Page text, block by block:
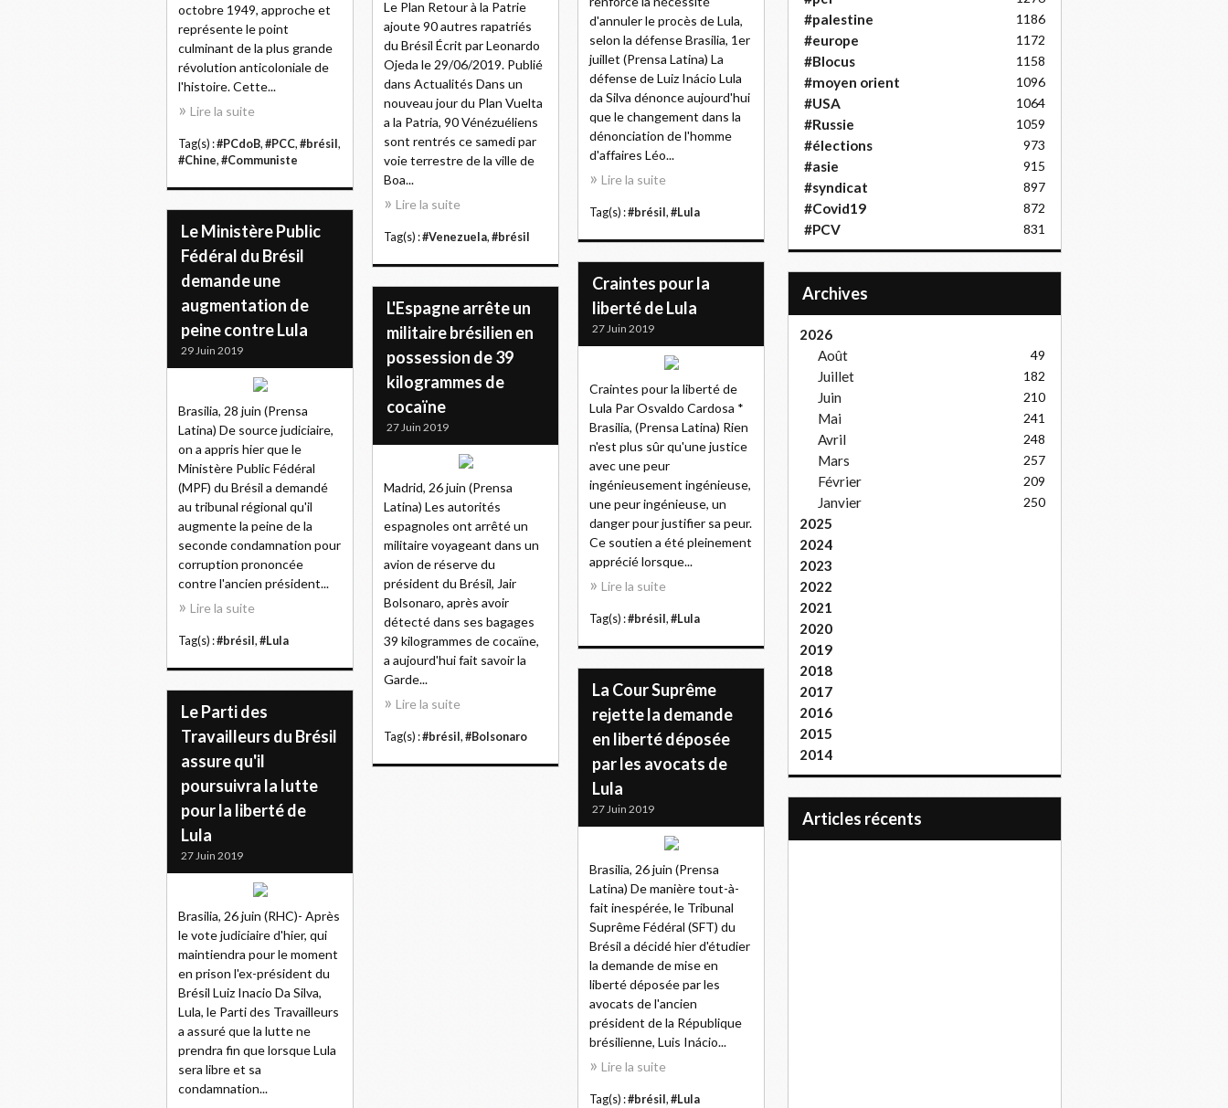
octobre 1949, approche et
représente le point
culminant de la plus grande
révolution anticoloniale de
l'histoire. Cette...
Lire la suite
Tag(s) :#PCdoB, #PCC, #brésil ,
#Chine, #Communiste
d'annuler le procès de Lula,
selon la défense Brasilia, 1er
juillet (Prensa Latina) La
défense de Luiz Inácio Lula
da Silva dénonce aujourd'hui
que le changement dans la
dénonciation de l'homme
d'affaires Léo...
Lire la suite
Tag(s) :#brésil , #Lula
Le Plan Retour à la Patrie
ajoute 90 autres rapatriés
du Brésil Écrit par Leonardo
Ojeda le 29/06/2019. Publié
dans Actualités Dans un
nouveau jour du Plan Vuelta
a la Patria, 90 Vénézuéliens
sont rentrés ce samedi par
voie terrestre de la ville de
Boa...
Lire la suite
Tag(s) :#Venezuela, #brésil
Le Ministère Public
Fédéral du Brésil
demande une
augmentation de
peine contre Lula
29 Juin 2019
Brasilia, 28 juin (Prensa
Latina) De source judiciaire,
on a appris hier que le
Ministère Public Fédéral
(MPF) du Brésil a demandé
au tribunal régional qu'il
augmente la peine de la
seconde condamnation pour
corruption prononcée
contre l'ancien président...
Lire la suite
Tag(s) :#brésil , #Lula
Craintes pour la
liberté de Lula
27 Juin 2019
Craintes pour la liberté de
Lula Par Osvaldo Cardosa *
Brasilia, (Prensa Latina) Rien
n'est plus sûr qu'une justice
avec une peur
ingénieusement ingénieuse,
une peur ingénieuse, un
danger pour justifier sa peur.
Ce soutien a été pleinement
apprécié lorsque...
Lire la suite
Tag(s) :#brésil , #Lula
L'Espagne arrête un
militaire brésilien en
possession de 39
kilogrammes de
cocaïne
27 Juin 2019
Madrid, 26 juin (Prensa
Latina) Les autorités
espagnoles ont arrêté un
militaire voyageant dans un
avion de réserve du
président du Brésil, Jair
Bolsonaro, après avoir
détecté dans ses bagages
39 kilogrammes de cocaïne,
a aujourd'hui fait savoir la
Garde...
Lire la suite
Tag(s) :#brésil , #Bolsonaro
La Cour Suprême
rejette la demande
en liberté déposée
par les avocats de
Lula
27 Juin 2019
Brasilia, 26 juin (Prensa
Latina) De manière tout-à-
fait inespérée, le Tribunal
Suprême Fédéral (SFT) du
Brésil a décidé hier d'étudier
la demande de mise en
liberté déposée par les
avocats de l'ancien
président de la République
brésilienne, Luis Inácio...
Lire la suite
Tag(s) :#brésil , #Lula
Le Parti des
Travailleurs du Brésil
assure qu'il
poursuivra la lutte
pour la liberté de
Lula
27 Juin 2019
Brasilia, 26 juin (RHC)- Après
le vote judiciaire d'hier, qui
maintiendra pour le moment
en prison l'ex-président du
Brésil Luiz Inacio Da Silva,
Lula, le Parti des Travailleurs
a assuré que la lutte ne
prendra fin que lorsque Lula
sera libre et sa
condamnation...
#palestine 1186
#europe 1172
#Blocus 1158
#moyen orient 1096
#USA 1064
#Russie 1059
#élections 973
#asie 915
#syndicat 897
#Covid19 872
#PCV 831
Archives
2026
Août
49
Juillet 182
Juin 210
Mai 241
Avril 248
Mars 257
Février 209
Janvier 250
2025
2024
2023
2022
2021
2020
2019
2018
2017
2016
2015
2014
articles récents